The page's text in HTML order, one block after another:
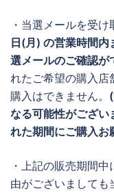
・当選メールを受け
日(月) の営業時間内
選メールのご確認が
れたご希望の購入店
購入はできません。
なる可能性がござい
れた期間にご購入お
・上記の販売期間
由がございましても